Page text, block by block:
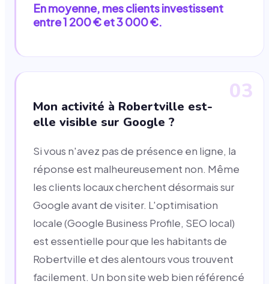
En moyenne, mes clients investissent
entre 1 200 € et 3 000 €.
03
Mon activité à Robertville est-
elle visible sur Google ?
Si vous n'avez pas de présence en ligne, la
réponse est malheureusement non. Même
les clients locaux cherchent désormais sur
Google avant de visiter. L'optimisation
locale (Google Business Profile, SEO local)
est essentielle pour que les habitants de
Robertville et des alentours vous trouvent
facilement. Un bon site web bien référencé